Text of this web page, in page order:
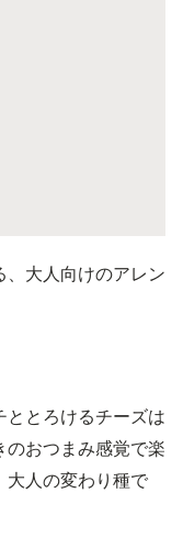
、大人向けのアレン
ととろけるチーズは
おつまみ感覚で楽
大人の変わり種で